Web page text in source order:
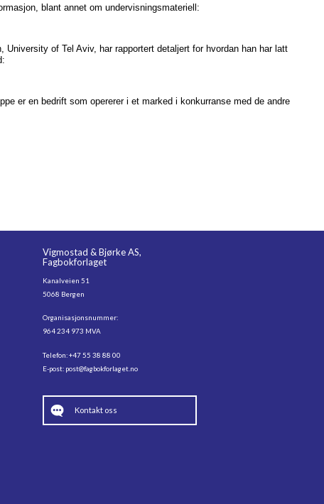
blant annet om undervisningsmateriell:
of Tel Aviv, har rapportert detaljert for hvordan han har latt
er en bedrift som opererer i et marked i konkurranse med de andre
Vigmostad & Bjørke AS,
Fagbokforlaget
Kanalveien 51
5068 Bergen
Organisasjonsnummer:
964 234 973 MVA
Telefon: +47 55 38 88 00
E-post: post@fagbokforlaget.no
Kontakt oss